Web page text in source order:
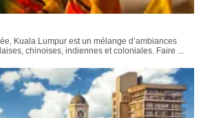
Kuala Lumpur est un mélange d’ambiances
chinoises, indiennes et coloniales. Faire ...